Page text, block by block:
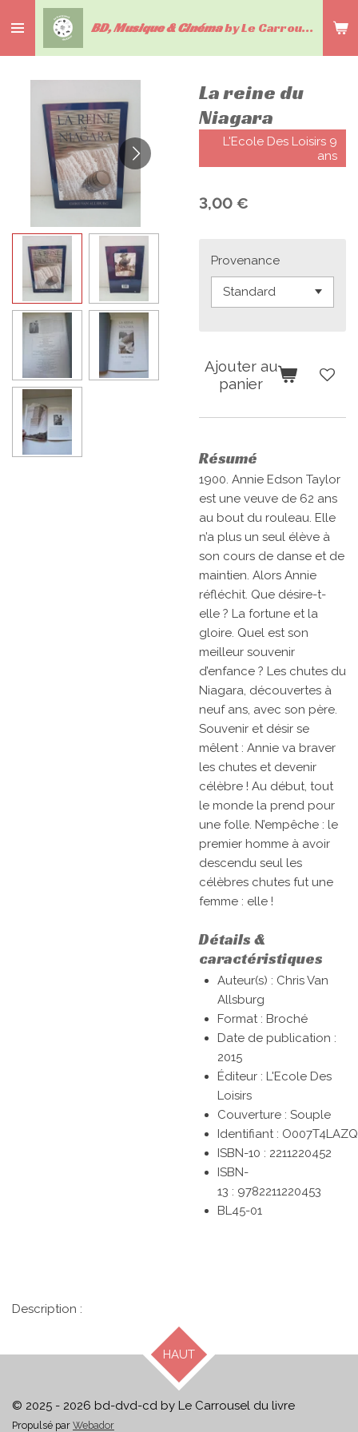
au
contenu
BD, Musique & Cinémaby Le Carrousel du livre
La reine du
Niagara
L'Ecole Des Loisirs 9
ans
3,00 €
Provenance
Ajouter au
panier
Résumé
1900. Annie Edson Taylor
est une veuve de 62 ans
au bout du rouleau. Elle
n’a plus un seul élève à
son cours de danse et de
maintien. Alors Annie
réfléchit. Que désire-t-
elle ? La fortune et la
gloire. Quel est son
meilleur souvenir
d’enfance ? Les chutes du
Niagara, découvertes à
neuf ans, avec son père.
Souvenir et désir se
mêlent : Annie va braver
les chutes et devenir
célèbre ! Au début, tout
le monde la prend pour
une folle. N’empêche : le
premier homme à avoir
descendu seul les
célèbres chutes fut une
femme : elle !
Détails &
caractéristiques
Auteur(s) : Chris Van
Allsburg
Format : Broché
Date de publication :
2015
Éditeur : L'Ecole Des
Loisirs
Couverture : Souple
Identifiant : O007T4LAZQ
ISBN-10 : 2211220452
ISBN-
13 : 9782211220453
BL45-01
Description :
HAUT
© 2025 - 2026 bd-dvd-cd by Le Carrousel du livre
Propulsé par Webador